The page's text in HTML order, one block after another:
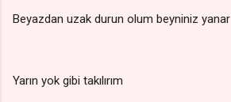
Beyazdan uzak durun olum beyniniz yanar
Yarın yok gibi takılırım